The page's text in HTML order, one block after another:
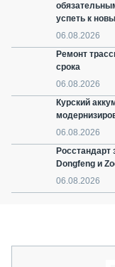
успеть к
06.08.2026
Ремонт
срока
06.08.2026
Курский
06.08.2026
Dongfeng и
06.08.2026